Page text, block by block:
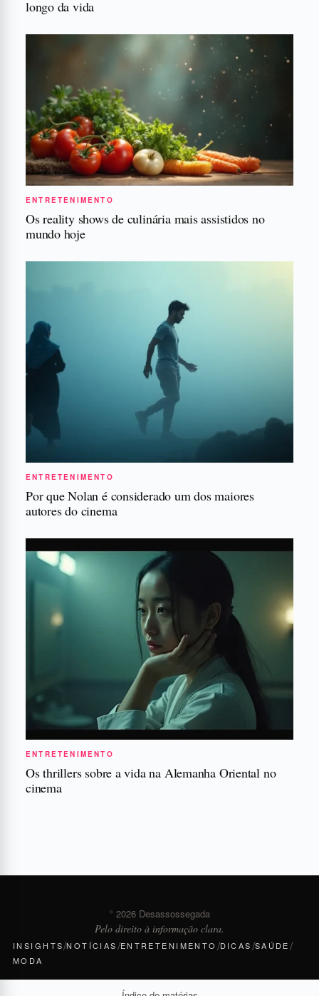
longo da vida
ENTRETENIMENTO
Os reality shows de culinária mais assistidos no
mundo hoje
ENTRETENIMENTO
Por que Nolan é considerado um dos maiores
autores do cinema
ENTRETENIMENTO
Os thrillers sobre a vida na Alemanha Oriental no
cinema
© 2026 Desassossegada
Pelo direito à informação clara.
INSIGHTS/NOTÍCIAS/ENTRETENIMENTO /DICAS/SAÚDE/
MODA